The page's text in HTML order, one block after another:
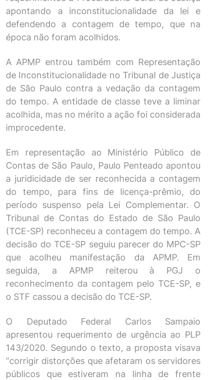
apontando a inconstitucionalidade da lei e
defendendo a contagem de tempo, que na
época não foram acolhidos.
A APMP entrou também com Representação
de Inconstitucionalidade no Tribunal de Justiça
de São Paulo contra a vedação da contagem
do tempo. A entidade de classe teve a liminar
acolhida, mas no mérito a ação foi considerada
improcedente.
Em representação ao Ministério Público de
Contas de São Paulo, Paulo Penteado apontou
a juridicidade de ser reconhecida a contagem
do tempo, para fins de licença-prêmio, do
período suspenso pela Lei Complementar. O
Tribunal de Contas do Estado de São Paulo
(TCE-SP) reconheceu a contagem do tempo. A
decisão do TCE-SP seguiu parecer do MPC-SP
que acolheu manifestação da APMP. Em
seguida, a APMP reiterou à PGJ o
reconhecimento da contagem pelo TCE-SP, e
o STF cassou a decisão do TCE-SP.
O Deputado Federal Carlos Sampaio
apresentou requerimento de urgência ao PLP
143/2020. Segundo o texto, a proposta visava
“corrigir distorções que afetaram os servidores
públicos que estiveram na linha de frente